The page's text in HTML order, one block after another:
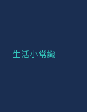
生活小常識